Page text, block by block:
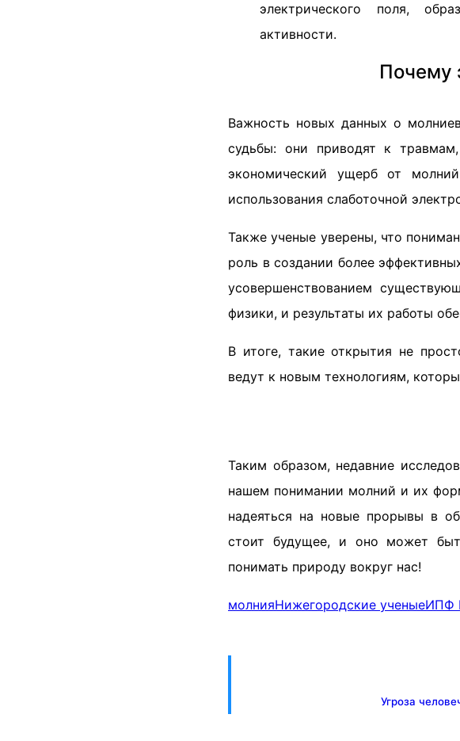
электрического поля,
активности.
Почему
Важность новых данных о
судьбы: они приводят к
экономический ущерб от
использования слаботочной
Также ученые уверены, что
роль в создании более
усовершенствованием
физики, и результаты их работы
В итоге, такие открытия не
ведут к новым технологиям,
Таким образом, недавние
нашем понимании молний и их
надеяться на новые прорывы в
стоит будущее, и оно может
понимать природу вокруг нас!
молнияНижегородские ученыеИПФ
Угроза